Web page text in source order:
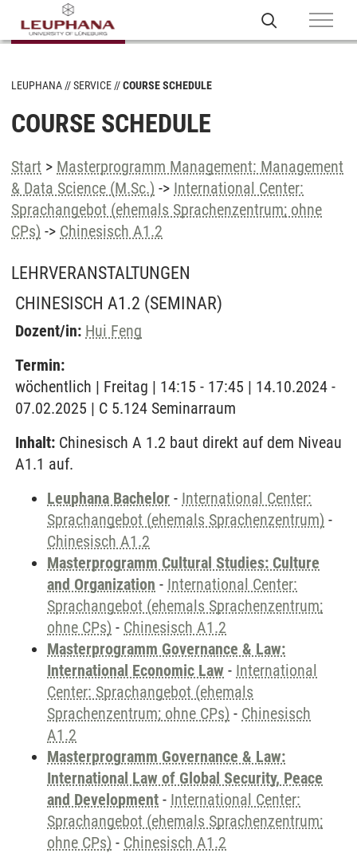
LEUPHANA SERVICE COURSE SCHEDULE
COURSE SCHEDULE
Start > Masterprogramm Management: Management
& Data Science (M.Sc.) -> International Center:
Sprachangebot (ehemals Sprachenzentrum; ohne
CPs) -> Chinesisch A1.2
LEHRVERANSTALTUNGEN
CHINESISCH A1.2 (SEMINAR)
Dozent/in: Hui Feng
Termin:
wöchentlich | Freitag | 14:15 - 17:45 | 14.10.2024 -
07.02.2025 | C 5.124 Seminarraum
Inhalt: Chinesisch A 1.2 baut direkt auf dem Niveau
A1.1 auf.
Leuphana Bachelor - International Center:
Sprachangebot (ehemals Sprachenzentrum) -
Chinesisch A1.2
Masterprogramm Cultural Studies: Culture
and Organization - International Center:
Sprachangebot (ehemals Sprachenzentrum;
ohne CPs) - Chinesisch A1.2
Masterprogramm Governance & Law:
International Economic Law - International
Center: Sprachangebot (ehemals
Sprachenzentrum; ohne CPs) - Chinesisch
A1.2
Masterprogramm Governance & Law:
International Law of Global Security, Peace
and Development - International Center:
Sprachangebot (ehemals Sprachenzentrum;
ohne CPs) - Chinesisch A1.2